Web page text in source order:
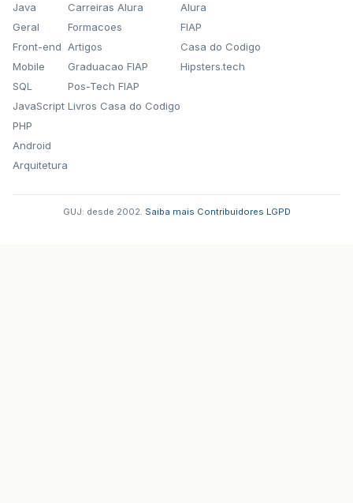
Java
Geral
Front-end
Mobile
SQL
JavaScript
PHP
Android
Arquitetura
Carreiras Alura
Formacoes
Artigos
Graduacao FIAP
Pos-Tech FIAP
Livros Casa do Codigo
Alura
FIAP
Casa do Codigo
Hipsters.tech
GUJ: desde 2002. Saiba mais Contribuidores LGPD